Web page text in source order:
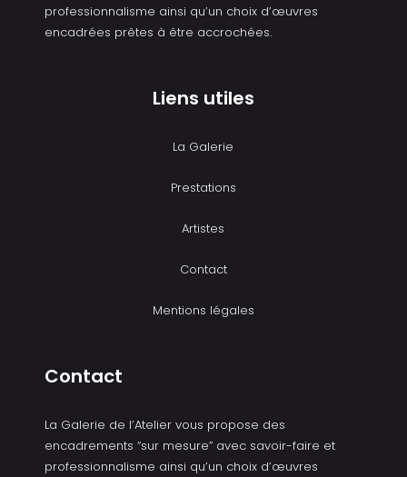
professionnalisme ainsi qu’un choix d’œuvres
encadrées prêtes à être accrochées.
Liens utiles
La Galerie
Prestations
Artistes
Contact
Mentions légales
Contact
La Galerie de l’Atelier vous propose des
encadrements “sur mesure” avec savoir-faire et
professionnalisme ainsi qu’un choix d’œuvres